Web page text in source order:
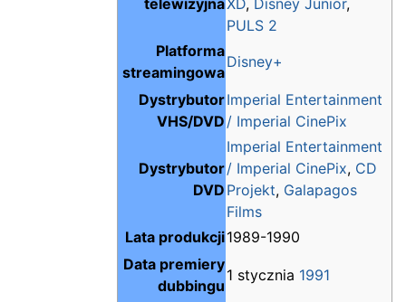
PULS 2
Platforma
streamingowa
Disney+
Dystrybutor
VHS/DVD
Imperial Entertainment
/ Imperial CinePix
Dystrybutor
DVD
Imperial Entertainment
/ Imperial CinePix, CD
Projekt, Galapagos
Films
Lata produkcji1989-1990
Data premiery
dubbingu
1 stycznia 1991